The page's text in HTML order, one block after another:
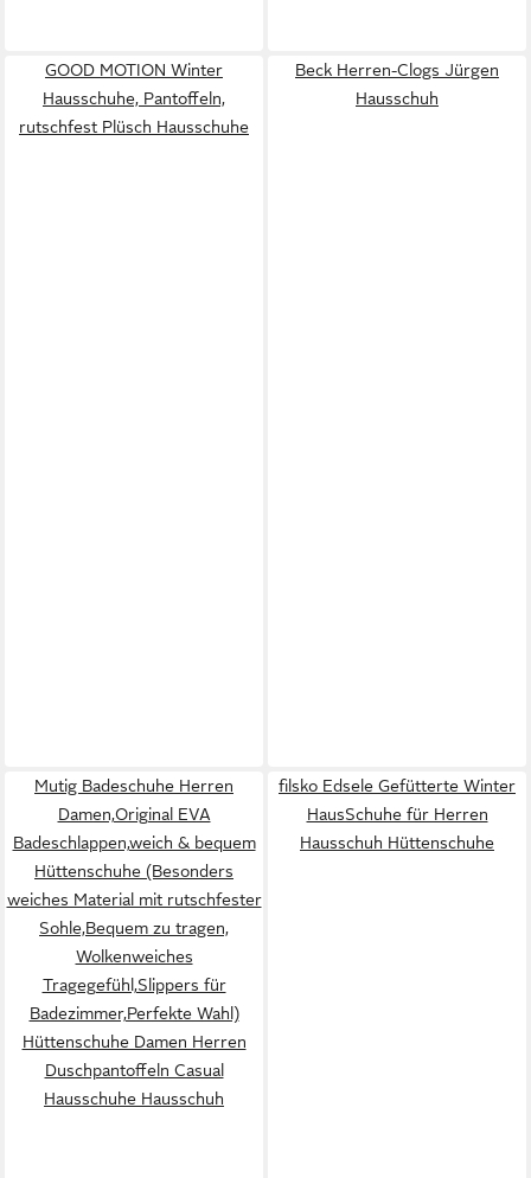
GOOD MOTION Winter
Hausschuhe, Pantoffeln,
rutschfest Plüsch Hausschuhe
Beck Herren-Clogs Jürgen
Hausschuh
Mutig Badeschuhe Herren
Damen,Original EVA
Badeschlappen,weich & bequem
Hüttenschuhe (Besonders
weiches Material mit rutschfester
Sohle,Bequem zu tragen,
Wolkenweiches
Tragegefühl,Slippers für
Badezimmer,Perfekte Wahl)
Hüttenschuhe Damen Herren
Duschpantoffeln Casual
Hausschuhe Hausschuh
filsko Edsele Gefütterte Winter
HausSchuhe für Herren
Hausschuh Hüttenschuhe